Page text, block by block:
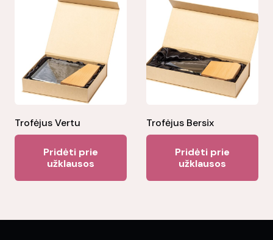
Trofėjus Vertu
Pridėti prie
užklausos
Trofėjus Bersix
Pridėti prie
užklausos